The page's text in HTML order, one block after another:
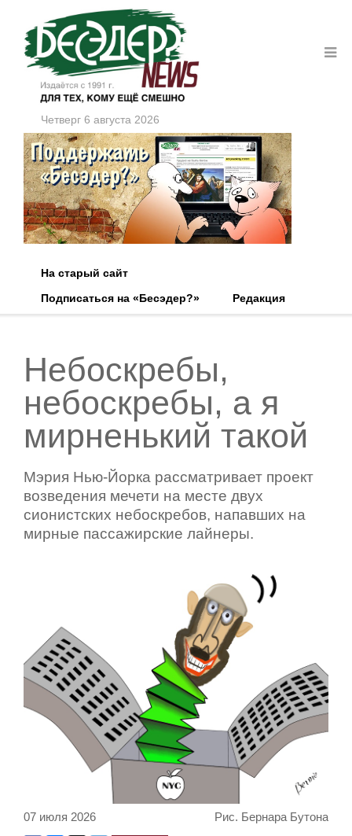
Четверг 6 августа 2026
На старый сайт
Подписаться на «Бесэдер?»
Редакция
Небоскребы,
небоскребы, а я
мирненький такой
Мэрия Нью-Йорка рассматривает проект
возведения мечети на месте двух
сионистских небоскребов, напавших на
мирные пассажирские лайнеры.
Рис. Бернара Бутона
07 июля 2026